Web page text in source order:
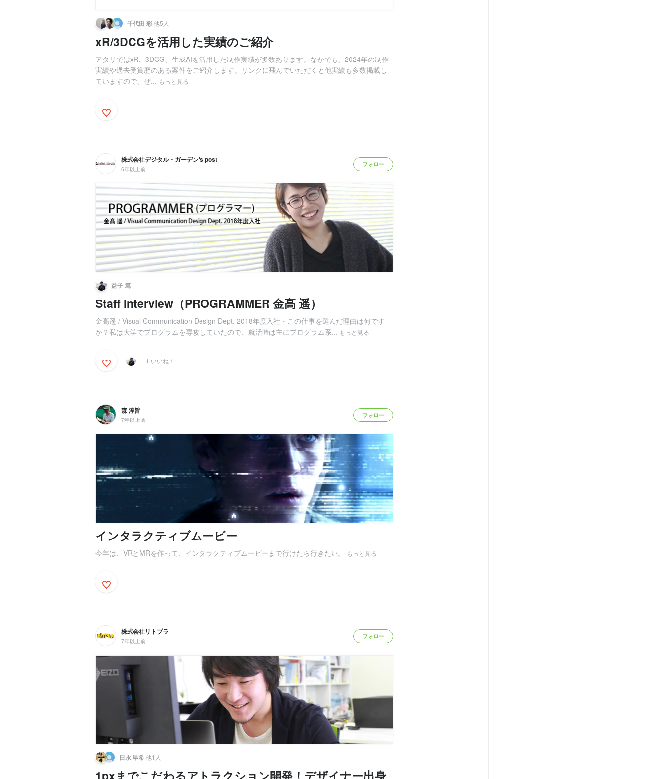
千代田 彩他5人
xR/3DCGを活用した実績のご紹介
アタリではxR、3DCG、生成AIを活用した制作実績が多数あります。なかでも、2024年の制作
実績や過去受賞歴のある案件をご紹介します。リンクに飛んでいただくと他実績も多数掲載し
ていますので、ぜ... もっと見る
株式会社デジタル・ガーデン's post
6年以上前
フォロー
益子 篤
Staff Interview（PROGRAMMER 金高 遥）
金髙遥 / Visual Communication Design Dept. 2018年度入社・この仕事を選んだ理由は何です
か？私は大学でプログラムを専攻していたので、就活時は主にプログラム系... もっと見る
1 いいね！
森 淳旨
7年以上前
フォロー
インタラクティブムービー
今年は、VRとMRを作って、インタラクティブムービーまで行けたら行きたい。 もっと見る
株式会社リトプラ
7年以上前
フォロー
日永 早希他1人
1pxまでこだわるアトラクション開発！デザイナー出身